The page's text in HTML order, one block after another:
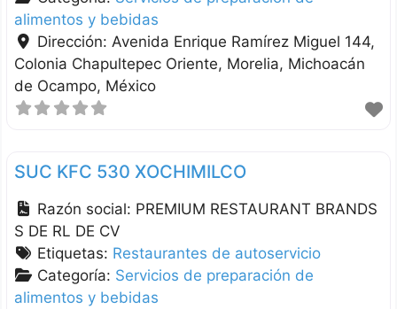
alimentos y bebidas
Dirección: Avenida Enrique Ramírez Miguel 144,
Colonia Chapultepec Oriente Morelia Michoacán
de Ocampo México
SUC KFC 530 XOCHIMILCO
Razón social: PREMIUM RESTAURANT BRANDS
S DE RL DE CV
Etiquetas: Restaurantes de autoservicio
Categoría: Servicios de preparación de
alimentos y bebidas